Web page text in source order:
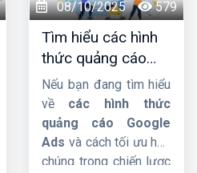
08/10/2025 579
Tìm hiểu các hình
thức quảng cáo
google ads hiện
nay
Nếu bạn đang tìm hiểu
về các hình thức
quảng cáo Google
Ads và cách tối ưu hóa
chúng trong chiến lược